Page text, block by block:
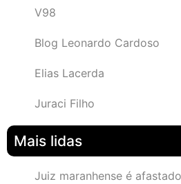
V98
Blog Leonardo Cardoso
Elias Lacerda
Juraci Filho
Mais lidas
Juiz maranhense é